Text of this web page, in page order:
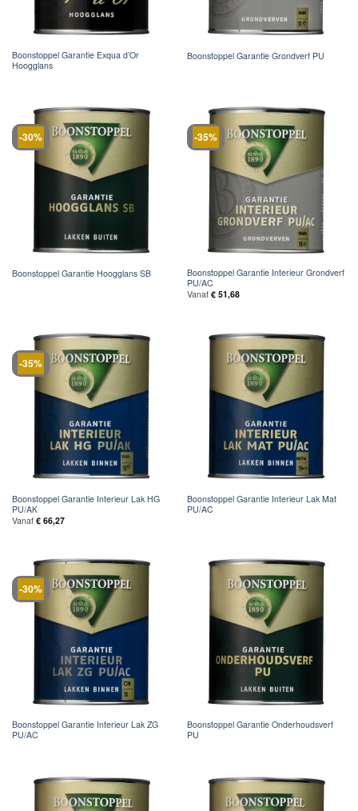
Boonstoppel Garantie Exqua d’Or
Hoogglans
Boonstoppel Garantie Grondverf PU
-30%
Boonstoppel Garantie Hoogglans SB
-35%
Boonstoppel Garantie Interieur Grondverf
PU/AC
Vanaf €51,68
-35%
Boonstoppel Garantie Interieur Lak HG
PU/AK
Vanaf €66,27
Boonstoppel Garantie Interieur Lak Mat
PU/AC
-30%
Boonstoppel Garantie Interieur Lak ZG
PU/AC
Boonstoppel Garantie Onderhoudsverf
PU